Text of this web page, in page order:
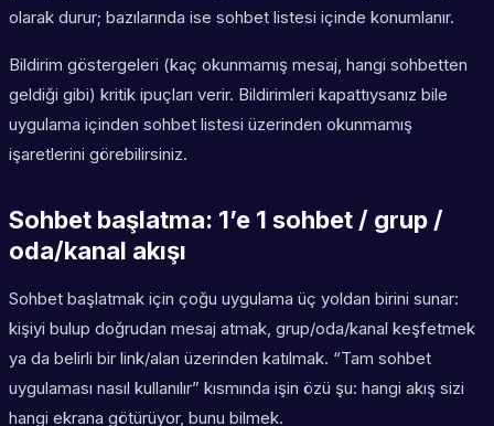
olarak durur; bazılarında ise sohbet listesi içinde konumlanır.
Bildirim göstergeleri (kaç okunmamış mesaj, hangi sohbetten
geldiği gibi) kritik ipuçları verir. Bildirimleri kapattıysanız bile
uygulama içinden sohbet listesi üzerinden okunmamış
işaretlerini görebilirsiniz.
Sohbet başlatma: 1’e 1 sohbet / grup /
oda/kanal akışı
Sohbet başlatmak için çoğu uygulama üç yoldan birini sunar:
kişiyi bulup doğrudan mesaj atmak, grup/oda/kanal keşfetmek
ya da belirli bir link/alan üzerinden katılmak. “Tam sohbet
uygulaması nasıl kullanılır” kısmında işin özü şu: hangi akış sizi
hangi ekrana götürüyor, bunu bilmek.